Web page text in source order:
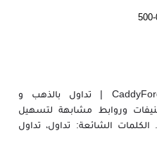
دليل المجموعات يقدّم لك «CaddyForex | تداول بالذهب و
وروابط مشابهة لتسهيل
الشائعة: تداول، تداول